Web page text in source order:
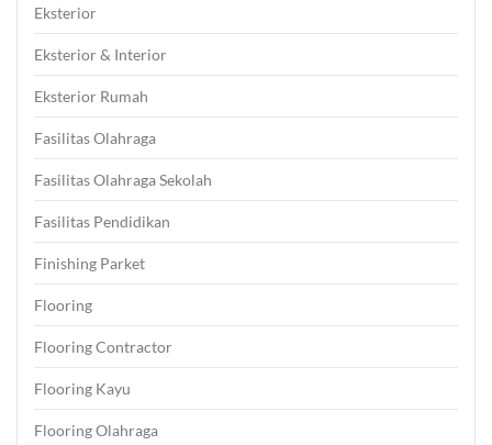
Eksterior
Eksterior & Interior
Eksterior Rumah
Fasilitas Olahraga
Fasilitas Olahraga Sekolah
Fasilitas Pendidikan
Finishing Parket
Flooring
Flooring Contractor
Flooring Kayu
Flooring Olahraga